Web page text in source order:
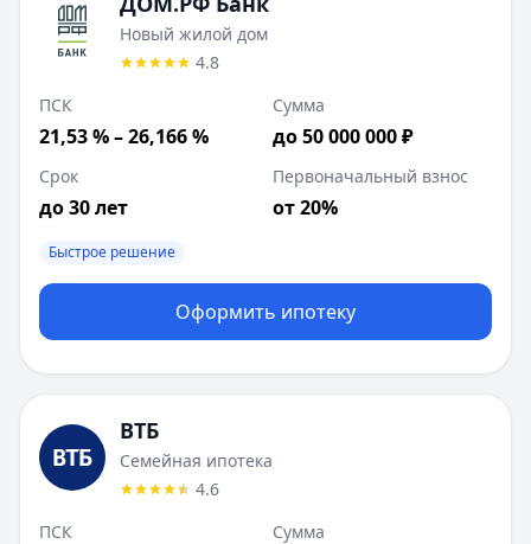
Новый жилой дом
4.8
ПСК
21,53 % – 26,166 %
Сумма
до 50 000 000 ₽
Срок
до 30 лет
Первоначальный взнос
от 20%
Быстрое решение
Оформить ипотеку
ВТБ
Семейная ипотека
4.6
ПСК
Сумма